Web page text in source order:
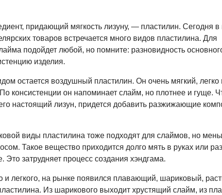
придающий мягкость лизуну, — пластилин. Сегодня в
товаров встречается много видов пластилина. Для
подойдет любой, но помните: разновидность
изделия.
остается воздушный пластилин. Он очень мягкий, легко
По консистенции он напоминает слайм, но плотнее и гуще.
настоящий лизун, придется добавить разжижающие
виды пластилина тоже подходят для слаймов, но
Такое вещество приходится долго мять в руках или
Это затрудняет процесс создания хэндгама.
и легкого, на рынке появился плавающий, шариковый,
Из шарикового выходит хрустящий слайм, из